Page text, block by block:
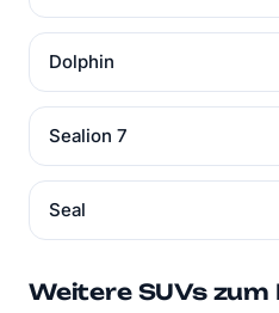
Dolphin
Sealion 7
Seal
Weitere SUVs zum